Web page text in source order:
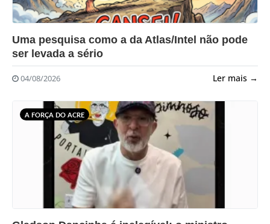
?>
Uma pesquisa como a da Atlas/Intel não pode
ser levada a sério
04/08/2026 Ler mais →
A FORÇA DO ACRE
?>